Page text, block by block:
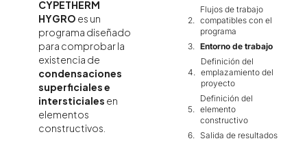
Flujos de trabajo
compatibles con el
programa
Entorno de trabajo
Definición del
emplazamiento del
proyecto
Definición del
elemento
constructivo
Salida de resultados
CYPETHERM
HYGRO es un
programa diseñado
para comprobar la
existencia de
condensaciones
superficiales e
intersticiales en
elementos
constructivos.